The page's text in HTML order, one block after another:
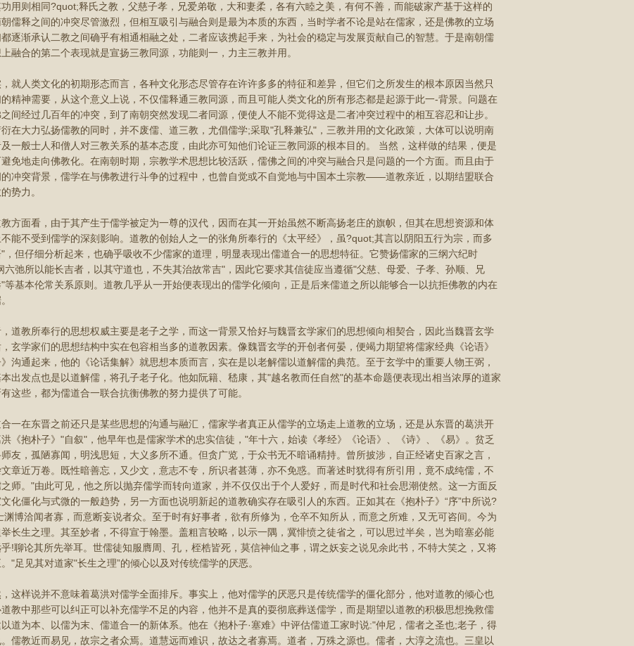
用则相同?quot;释氏之教，父慈子孝，兄爱弟敬，大和妻柔，各有六睦之美，有何不善，而能破家产基于这样的
儒释之间的冲突尽管激烈，但相互吸引与融合则是最为本质的东西，当时学者不论是站在儒家，还是佛教的立场
都逐渐承认二教之间确乎有相通相融之处，二者应该携起手来，为社会的稳定与发展贡献自己的智慧。于是南朝儒
融合的第二个表现就是宣扬三教同源，功能则一，力主三教并用。
人类文化的初期形态而言，各种文化形态尽管存在许许多多的特征和差异，但它们之所发生的根本原因当然只
精神需要，从这个意义上说，不仅儒释通三教同源，而且可能人类文化的所有形态都是起源于此一-背景。问题在
间经过几百年的冲突，到了南朝突然发现二者同源，便使人不能不觉得这是二者冲突过程中的相互容忍和让步。
在大力弘扬儒教的同时，并不废儒、道三教，尤倡儒学;采取"孔释兼弘"，三教并用的文化政策，大体可以说明南
一般士人和僧人对三教关系的基本态度，由此亦可知他们论证三教同源的根本目的。 当然，这样做的结果，便是
免地走向佛教化。在南朝时期，宗教学术思想比较活跃，儒佛之间的冲突与融合只是问题的一个方面。而且由于
冲突背景，儒学在与佛教进行斗争的过程中，也曾自觉或不自觉地与中国本土宗教——道教亲近，以期结盟联合
势力。
面看，由于其产生于儒学被定为一尊的汉代，因而在其一开始虽然不断高扬老庄的旗帜，但其在思想资源和体
能不受到儒学的深刻影响。道教的创始人之一的张角所奉行的《太平经》，虽?quot;其言以阴阳五行为宗，而多
，但仔细分析起来，也确乎吸收不少儒家的道理，明显表现出儒道合一的思想特征。它赞扬儒家的三纲六纪时
六弛所以能长吉者，以其守道也，不失其治故常吉"，因此它要求其信徒应当遵循"父慈、母爱、子孝、孙顺、兄
"等基本伦常关系原则。道教几乎从一开始便表现出的儒学化倾向，正是后来儒道之所以能够合一以抗拒佛教的内在
教所奉行的思想权威主要是老子之学，而这一背景又恰好与魏晋玄学家们的思想倾向相契合，因此当魏晋玄学
玄学家们的思想结构中实在包容相当多的道教因素。像魏晋玄学的开创者何晏，便竭力期望将儒家经典《论语》
沟通起来，他的《论话集解》就思想本质而言，实在是以老解儒以道解儒的典范。至于玄学中的重要人物王弼，
出发点也是以道解儒，将孔子老子化。他如阮籍、嵇康，其"越名教而任自然"的基本命题便表现出相当浓厚的道家
这些，都为儒道合一联合抗衡佛教的努力提供了可能。
在东晋之前还只是某些思想的沟通与融汇，儒家学者真正从儒学的立场走上道教的立场，还是从东晋的葛洪开
《抱朴子》"自叙"，他早年也是儒家学术的忠实信徒，"年十六，始读《孝经》《论语》、《诗》、《易》。贫乏
友，孤陋寡闻，明浅思短，大义多所不通。但贪广览，于众书无不暗诵精持。曾所披涉，自正经诸史百家之言，
章近万卷。既性暗善忘，又少文，意志不专，所识者甚薄，亦不免惑。而著述时犹得有所引用，竟不成纯儒，不
师。"由此可见，他之所以抛弃儒学而转向道家，并不仅仅出于个人爱好，而是时代和社会思潮使然。这一方面反
化僵化与式微的一般趋势，另一方面也说明新起的道教确实存在吸引人的东西。正如其在《抱朴子》“序”中所说?
渊博洽闻者寡，而意断妄说者众。至于时有好事者，欲有所修为，仓卒不知所从，而意之所难，又无可咨间。今为
长生之理。其至妙者，不得宣于翰墨。盖粗言较略，以示一隅，冀悱愤之徒省之，可以思过半矣，岂为暗塞必能
!聊论其所先举耳。世儒徒知服膺周、孔，桎梏皆死，莫信神仙之事，谓之妖妄之说见余此书，不特大笑之，又将
"足见其对道家"长生之理”的倾心以及对传统儒学的厌恶。
样说并不意味着葛洪对儒学全面排斥。事实上，他对儒学的厌恶只是传统儒学的僵化部分，他对道教的倾心也
道教中那些可以纠正可以补充儒学不足的内容，他并不是真的耍彻底葬送儒学，而是期望以道教的积极思想挽救儒
道为本、以儒为末、儒道合一的新体系。他在《抱朴子·塞难》中评估儒道工家时说:"仲尼，儒者之圣也;老子，得
儒教近而易见，故宗之者众焉。道慧远而难识，故达之者寡焉。道者，万殊之源也。儒者，大淳之流也。三皇以